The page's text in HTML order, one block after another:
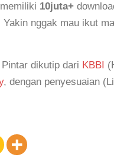
10juta+
nggak mau ikut
dikutip dari KBBI
, dengan penyesuaian